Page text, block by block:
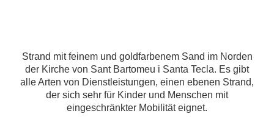
Strand mit feinem und goldfarbenem Sand im Norden
der Kirche von Sant Bartomeu i Santa Tecla. Es gibt
alle Arten von Dienstleistungen, einen ebenen Strand,
der sich sehr für Kinder und Menschen mit
eingeschränkter Mobilität eignet.